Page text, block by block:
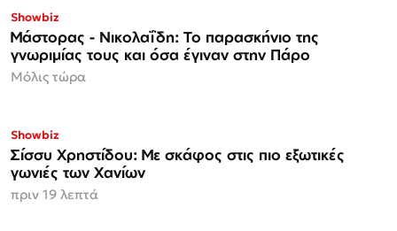
Showbiz
Μάστορας - Νικολαΐδη: Το παρασκήνιο της
γνωριμίας τους και όσα έγιναν στην Πάρο
Μόλις τώρα
Showbiz
Σίσσυ Χρηστίδου: Με σκάφος στις πιο εξωτικές
γωνιές των Χανίων
πριν 19 λεπτά